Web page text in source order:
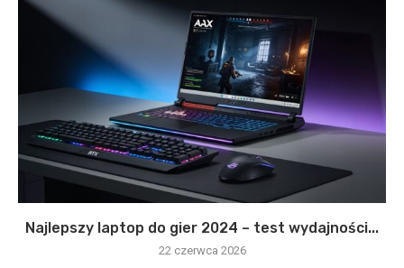
Najlepszy laptop do gier 2024 – test wydajności...
22 czerwca 2026